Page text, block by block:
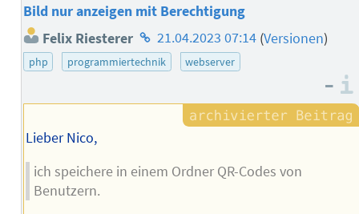
Bild nur anzeigen mit Berechtigung
Felix Riesterer Homepage
des
21.04.2023 07:14 (Versionen)
php programmiertechnik webserver
–
Lieber Nico,
ich speichere in einem Ordner QR-Codes von
Benutzern.